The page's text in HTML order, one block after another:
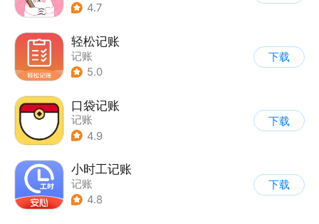
4.7
轻松记账
记账
5.0
下载
口袋记账
记账
4.9
下载
小时工记账
记账
4.8
下载